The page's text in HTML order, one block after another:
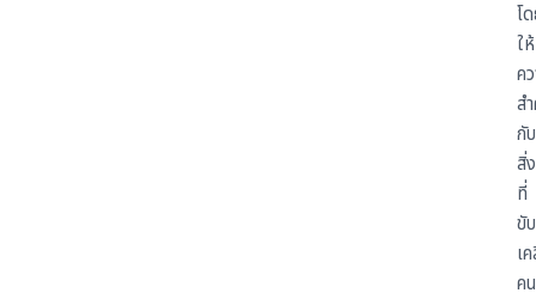
โ
ให้
ค
ส
กับ
สิ่ง
ที่
ขับ
เ
คน